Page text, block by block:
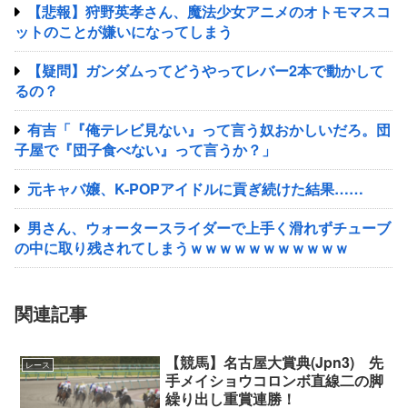
【悲報】狩野英孝さん、魔法少女アニメのオトモマスコ
ットのことが嫌いになってしまう
【疑問】ガンダムってどうやってレバー2本で動かして
るの？
有吉「『俺テレビ見ない』って言う奴おかしいだろ。団
子屋で『団子食べない』って言うか？」
元キャバ嬢、K-POPアイドルに貢ぎ続けた結果……
男さん、ウォータースライダーで上手く滑れずチューブ
の中に取り残されてしまうｗｗｗｗｗｗｗｗｗｗｗ
関連記事
レース
【競馬】名古屋大賞典(Jpn3) 先
手メイショウコロンボ直線二の脚
繰り出し重賞連勝！